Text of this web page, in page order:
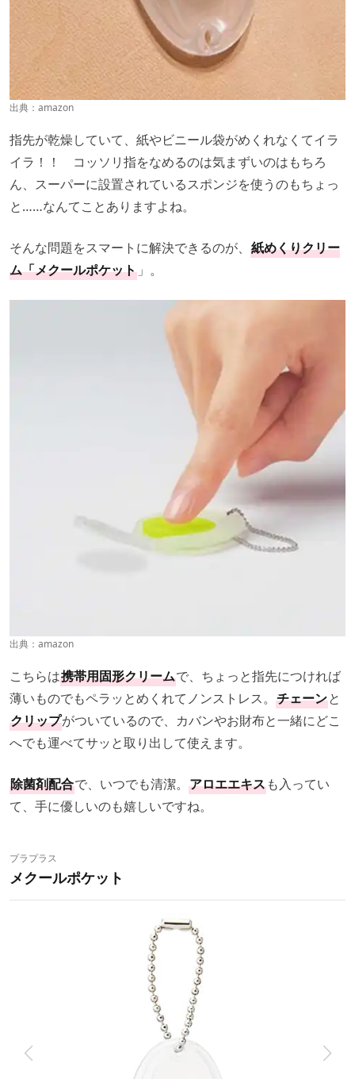
出典： amazon
指先が乾燥していて、紙やビニール袋がめくれなくてイラ
イラ！！ コッソリ指をなめるのは気まずいのはもちろ
ん、スーパーに設置されているスポンジを使うのもちょっ
と……なんてことありますよね。
そんな問題をスマートに解決できるのが、 紙めくりクリー
ム「メクールポケット 」。
出典： amazon
こちらは携帯用固形クリームで、ちょっと指先につければ
薄いものでもペラッとめくれてノンストレス。 チェーンと
クリップがついているので、カバンやお財布と一緒にどこ
へでも運べてサッと取り出して使えます。
除菌剤配合で、いつでも清潔。 アロエエキスも入ってい
て、手に優しいのも嬉しいですね。
プラプラス
メクールポケット